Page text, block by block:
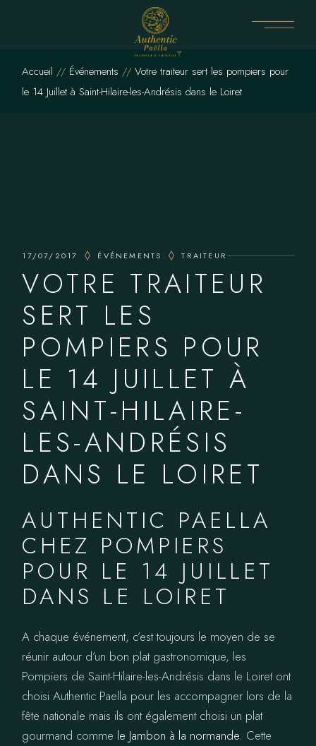
Accueil Événements
Votre traiteur sert les pompiers pour
le 14 Juillet à Saint-Hilaire-les-Andrésis dans le Loiret
17/07/2017 ÉVÉNEMENTS TRAITEUR
VOTRE TRAITEUR
SERT LES
POMPIERS POUR
LE 14 JUILLET À
SAINT-HILAIRE-
LES-ANDRÉSIS
DANS LE LOIRET
AUTHENTIC PAELLA
CHEZ POMPIERS
POUR LE 14 JUILLET
DANS LE LOIRET
A chaque événement, c’est toujours le moyen de se
réunir autour d’un bon plat gastronomique, les
Pompiers de Saint-Hilaire-les-Andrésis dans le Loiret ont
choisi Authentic Paella pour les accompagner lors de la
fête nationale mais ils ont également choisi un plat
gourmand comme le Jambon à la normande. Cette